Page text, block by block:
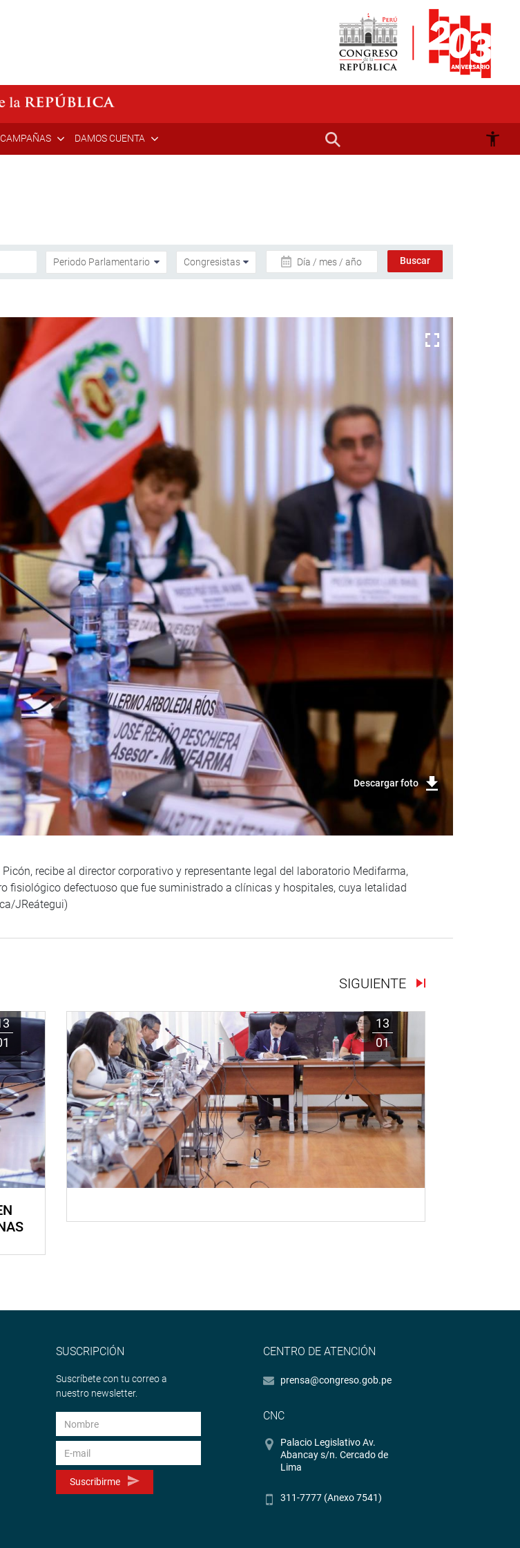
CAMPAÑAS DAMOS CUENTA
Día / mes / año
Descargar foto
recibe al director corporativo y representante legal del laboratorio Medifarma,
fisiológico defectuoso que fue suministrado a clínicas y hospitales, cuya letalidad
JReátegui)
SIGUIENTE
13
01
SUSCRIPCIÓN
Suscríbete con tu correo a
nuestro newsletter.
Suscribirme
CENTRO DE ATENCIÓN
prensa@congreso.gob.pe
CNC
Palacio Legislativo Av.
Abancay s/n. Cercado de
Lima
311-7777 (Anexo 7541)